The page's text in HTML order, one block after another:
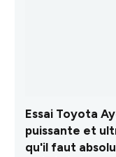
Essai Toyota
puissante et
qu'il faut